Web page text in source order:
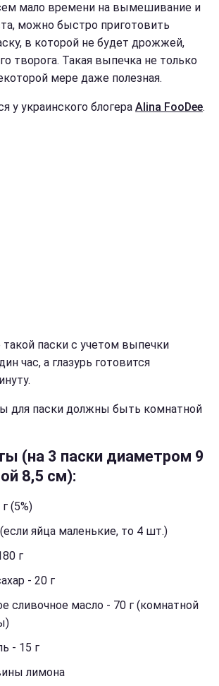
мало времени на вымешивание и
можно быстро приготовить
в которой не будет дрожжей,
творога. Такая выпечка не только
мере даже полезная.
у украинского блогера Alina FooDee.
такой паски с учетом выпечки
час, а глазурь готовится
для паски должны быть комнатной
(на 3 паски диаметром 9
8,5 см):
(5%)
яйца маленькие, то 4 шт.)
г
- 20 г
сливочное масло - 70 г (комнатной
- 15 г
лимона